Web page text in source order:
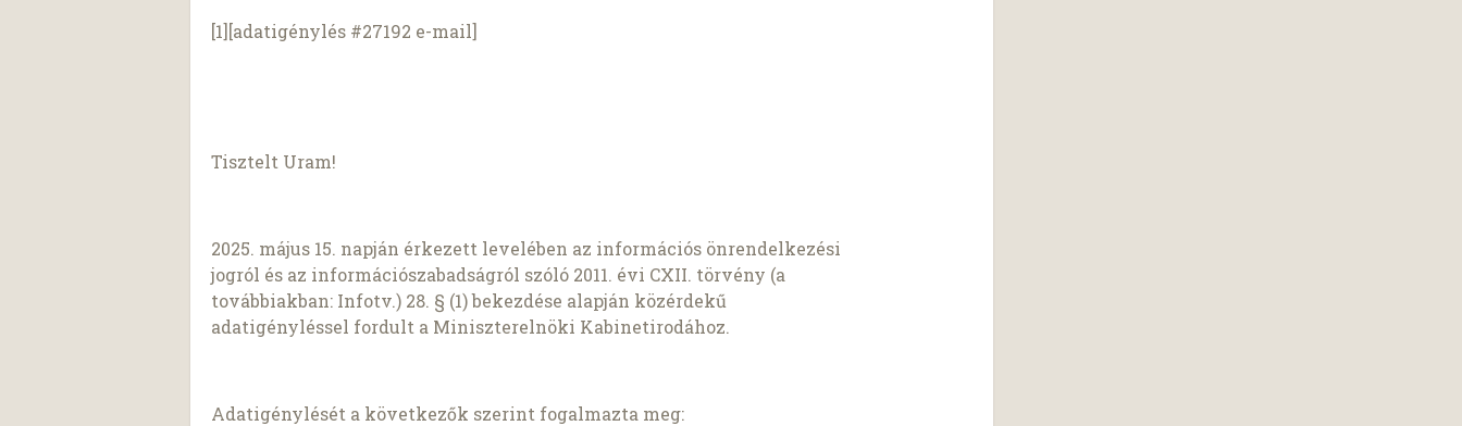
[1][adatigénylés #27192 e-mail]
Tisztelt Uram!
2025. május 15. napján érkezett levelében az információs önrendelkezési
jogról és az információszabadságról szóló 2011. évi CXII. törvény (a
továbbiakban: Infotv.) 28. § (1) bekezdése alapján közérdekű
adatigényléssel fordult a Miniszterelnöki Kabinetirodához.
Adatigénylését a következők szerint fogalmazta meg: